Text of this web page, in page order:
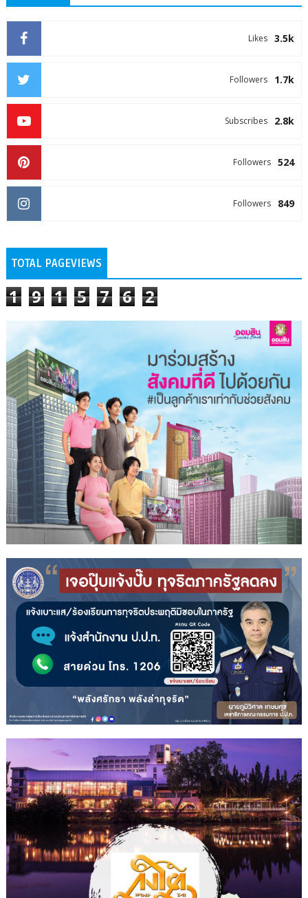
3.5k
Likes
1.7k
Followers
2.8k
Subscribes
524
Followers
849
Followers
TOTAL PAGEVIEWS
1 9 1 5 7 6 2